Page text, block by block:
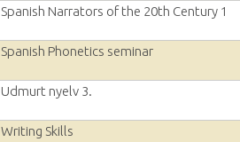
Spanish Narrators of the 20th Century 1
Spanish Phonetics seminar
Udmurt nyelv 3.
Writing Skills